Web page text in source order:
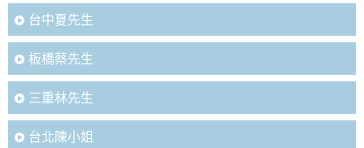
台中夏先生
板橋蔡先生
三重林先生
台北陳小姐